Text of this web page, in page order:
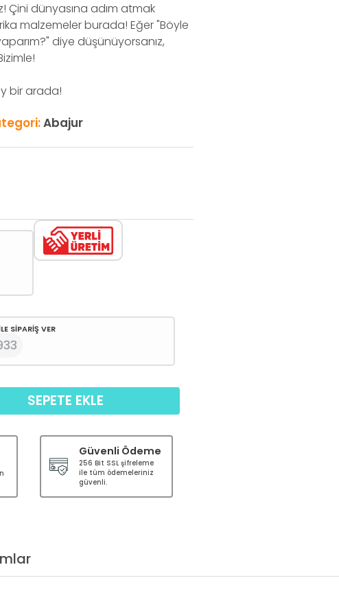
Çini dünyasına adım atmak
malzemeler burada! Eğer "Böyle
diye düşünüyorsanız,
bir arada!
Abajur
SİPARİŞ VER
SEPETE EKLE
Güvenli Ödeme
256 Bit SSL şifreleme
ile tüm ödemeleriniz
güvenli.